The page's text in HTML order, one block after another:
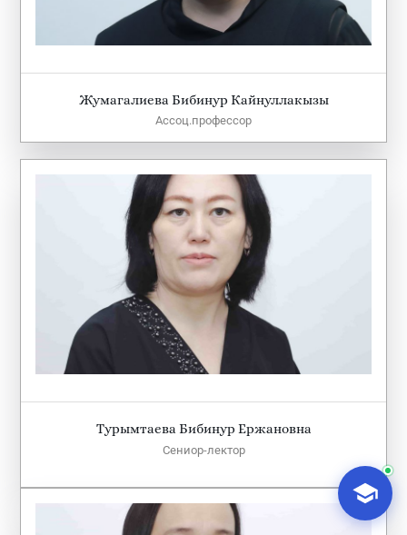
Жумагалиева Бибинур Кайнуллакызы
Ассоц.профессор
Турымтаева Бибинур Ержановна
Сениор-лектор
AI-Talapker
Amanzholov University көмекшісі
Сәлем! Мен AI-Talapker — Сәрсен
Аманжолов атындағы Шығыс Қазақстан
университеті (ШҚУ) көмекшісімін.
Бакалавриат, магистратура, докторантура
туралы сұрақтарыңызға жауап беремін.